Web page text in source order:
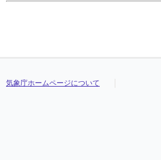
気象庁ホームページについて